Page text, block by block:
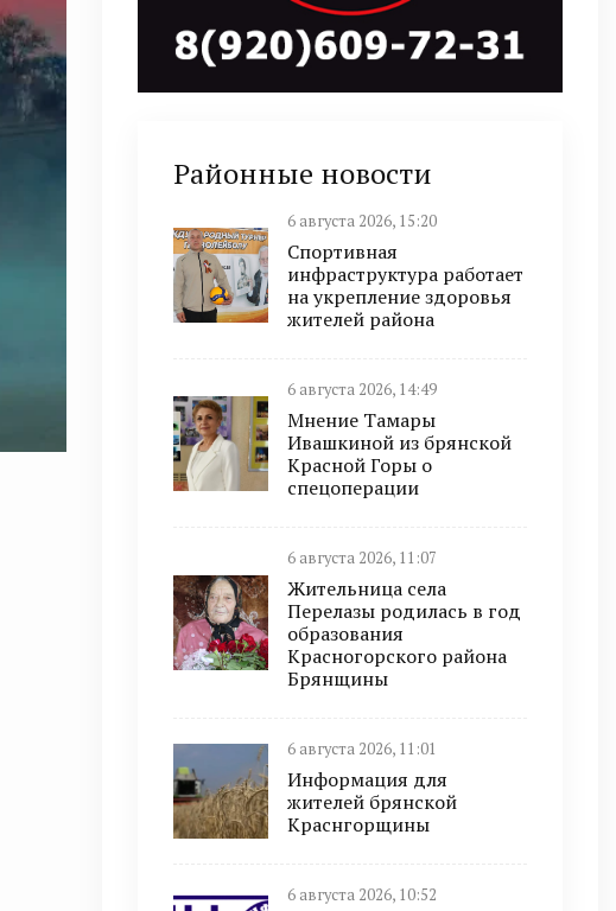
Районные новости
6 августа 2026, 15:20
Спортивная
инфраструктура работает
на укрепление здоровья
жителей района
6 августа 2026, 14:49
Мнение Тамары
Ивашкиной из брянской
Красной Горы о
спецоперации
6 августа 2026, 11:07
Жительница села
Перелазы родилась в год
образования
Красногорского района
Брянщины
6 августа 2026, 11:01
Информация для
жителей брянской
Краснгорщины
6 августа 2026, 10:52